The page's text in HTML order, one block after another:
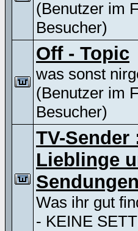
(Benutzer im
Besucher)
Off - Topic
was sonst
(Benutzer im
Besucher)
TV-Sender
Lieblinge
Sendungen
Was ihr gut
- KEINE